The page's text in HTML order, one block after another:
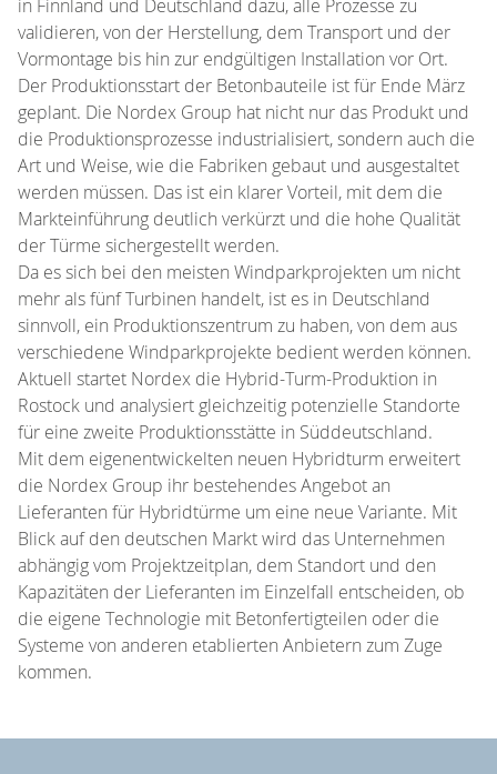
in Finnland und Deutschland dazu, alle Prozesse zu
validieren, von der Herstellung, dem Transport und der
Vormontage bis hin zur endgültigen Installation vor Ort.
Der Produktionsstart der Betonbauteile ist für Ende März
geplant. Die Nordex Group hat nicht nur das Produkt und
die Produktionsprozesse industrialisiert, sondern auch die
Art und Weise, wie die Fabriken gebaut und ausgestaltet
werden müssen. Das ist ein klarer Vorteil, mit dem die
Markteinführung deutlich verkürzt und die hohe Qualität
der Türme sichergestellt werden.
Da es sich bei den meisten Windparkprojekten um nicht
mehr als fünf Turbinen handelt, ist es in Deutschland
sinnvoll, ein Produktionszentrum zu haben, von dem aus
verschiedene Windparkprojekte bedient werden können.
Aktuell startet Nordex die Hybrid-Turm-Produktion in
Rostock und analysiert gleichzeitig potenzielle Standorte
für eine zweite Produktionsstätte in Süddeutschland.
Mit dem eigenentwickelten neuen Hybridturm erweitert
die Nordex Group ihr bestehendes Angebot an
Lieferanten für Hybridtürme um eine neue Variante. Mit
Blick auf den deutschen Markt wird das Unternehmen
abhängig vom Projektzeitplan, dem Standort und den
Kapazitäten der Lieferanten im Einzelfall entscheiden, ob
die eigene Technologie mit Betonfertigteilen oder die
Systeme von anderen etablierten Anbietern zum Zuge
kommen.